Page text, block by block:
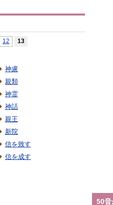
12 13
神慮
親類
神霊
神話
親王
新院
信を致す
信を成す
50音